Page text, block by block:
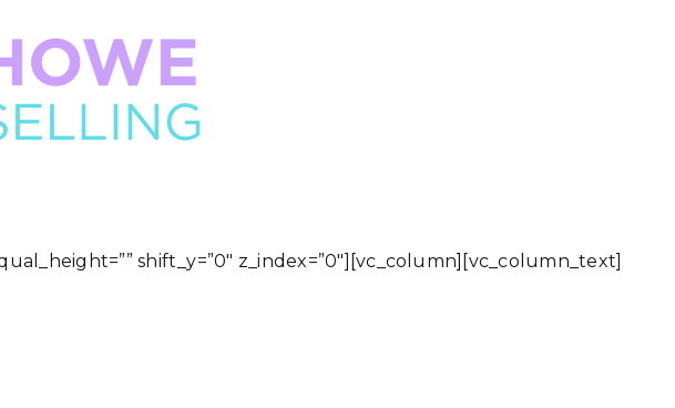
shift_y=”0″ z_index=”0″][vc_column][vc_column_text]